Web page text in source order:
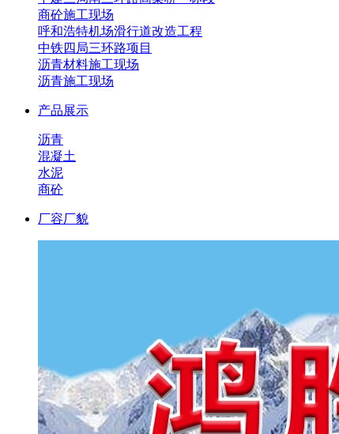
商砼施工现场
呼和浩特机场滑行道改造工程
中铁四局三环路项目
沥青材料施工现场
沥青施工现场
产品展示
沥青
混凝土
水泥
商砼
厂容厂貌